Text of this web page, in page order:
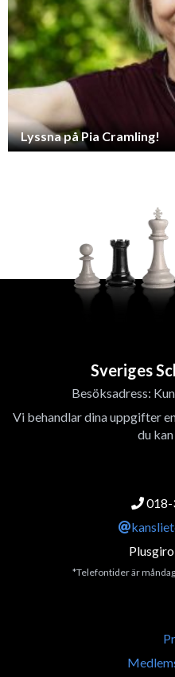
Lyssna på Pia Cramling!
Sveriges
Besöksadress:
Vi behandlar dina uppgifter
du
018-
*Telefontider är